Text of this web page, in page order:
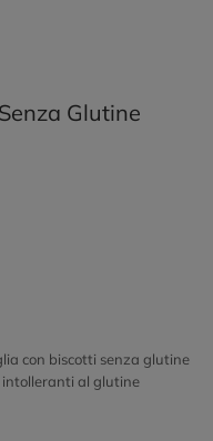
Glutine
con biscotti senza glutine
intolleranti al glutine